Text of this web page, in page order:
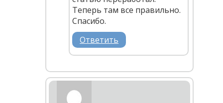
Теперь там все правильно.
Спасибо.
Ответить